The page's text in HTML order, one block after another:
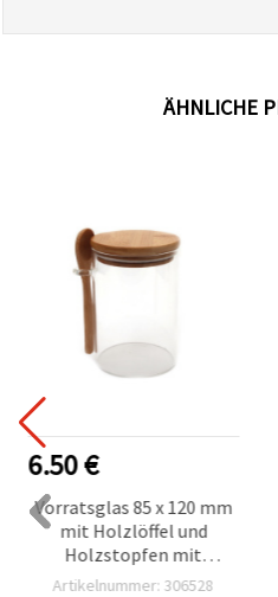
ÄHNLICHE
6.50 €
Vorratsglas 85 x 120 mm
mit Holzlöffel und
Holzstopfen mit
Dichtung – Dekoglas für
Artikelnummer: 306528